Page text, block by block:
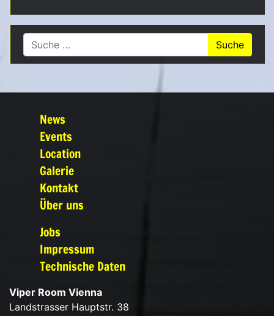
Suche nach:
News
Events
Location
Galerie
Kontakt
Über uns
Jobs
Impressum
Technische Daten
Viper Room Vienna
Landstrasser Hauptstr. 38